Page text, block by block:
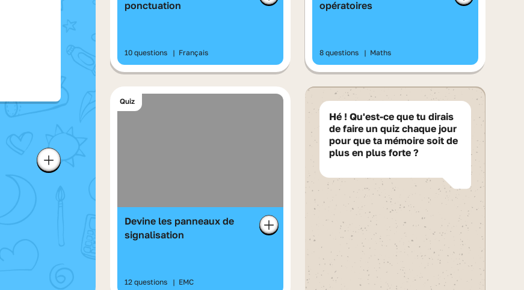
Ajouter à ma liste
ponctuation
10 questions | Français
opératoires
8 questions | Maths
Quiz
Devine les panneaux de
signalisation
12 questions | EMC
Hé ! Qu'est-ce que tu dirais
de faire un quiz chaque jour
pour que ta mémoire soit de
plus en plus forte ?